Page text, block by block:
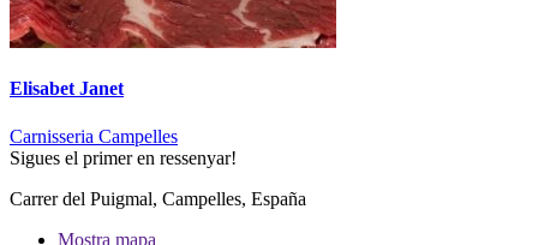
Elisabet Janet
Carnisseria Campelles
Sigues el primer en ressenyar!
Carrer del Puigmal, Campelles, España
Mostra mapa